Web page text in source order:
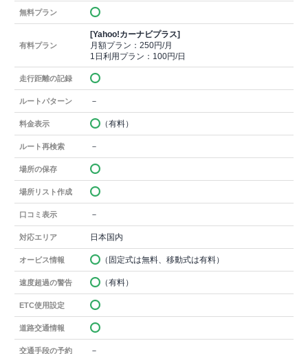
無料プラン
有料プラン
[Yahoo!カーナビプラス]
月額プラン：250円/月
1日利用プラン：100円/日
走行距離の記録
ルートパターン －
料金表示 （有料）
ルート再検索 －
場所の保存
場所リスト作成
口コミ表示 －
対応エリア 日本国内
オービス情報 （固定式は無料、移動式は有料）
速度超過の警告 （有料）
ETC使用設定
道路交通情報
交通手段の予約 －